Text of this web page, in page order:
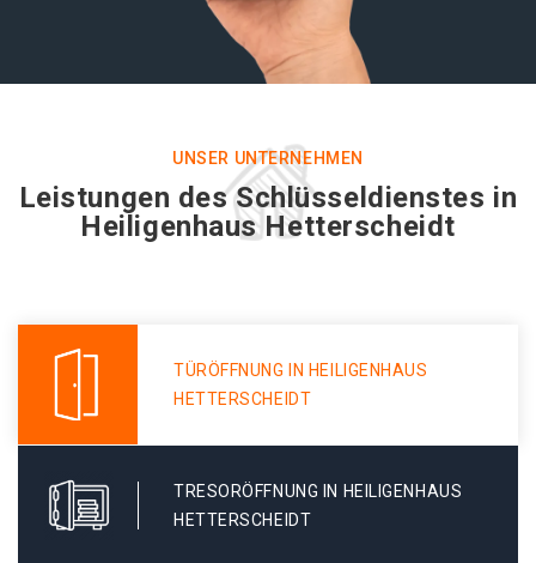
UNSER UNTERNEHMEN
Leistungen des Schlüsseldienstes in
Heiligenhaus Hetterscheidt
TÜRÖFFNUNG IN HEILIGENHAUS
HETTERSCHEIDT
TRESORÖFFNUNG IN HEILIGENHAUS
HETTERSCHEIDT